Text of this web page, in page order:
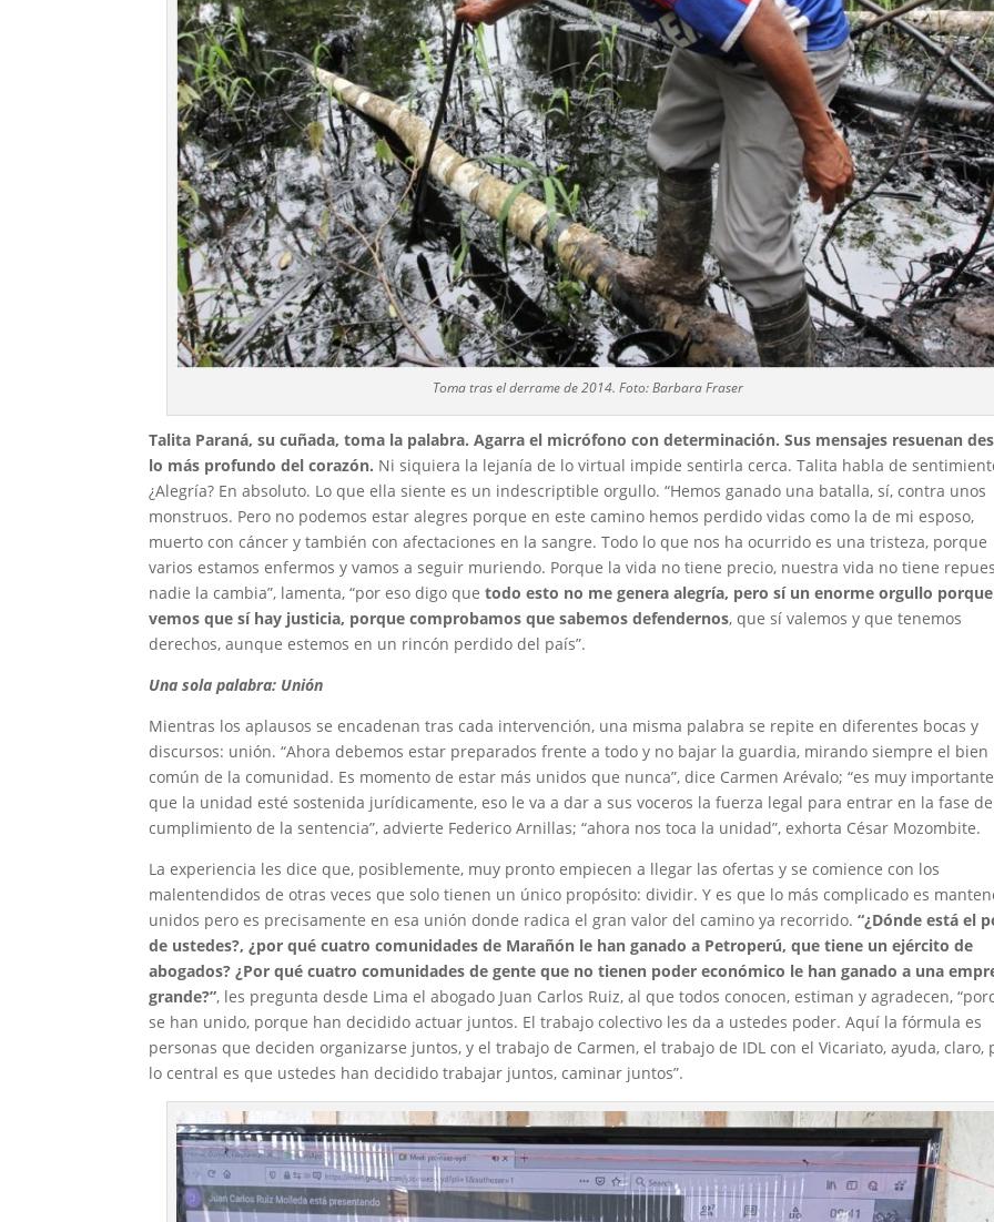
Toma tras el derrame de 2014. Foto: Barbara Fraser
Talita Paraná, su cuñada, toma la palabra. Agarra el micrófono con determinación. Sus mensajes resuenan
lo más profundo del corazón. Ni siquiera la lejanía de lo virtual impide sentirla cerca. Talita habla de
¿Alegría? En absoluto. Lo que ella siente es un indescriptible orgullo. “Hemos ganado una batalla, sí, contra unos
monstruos. Pero no podemos estar alegres porque en este camino hemos perdido vidas como la de mi esposo,
muerto con cáncer y también con afectaciones en la sangre. Todo lo que nos ha ocurrido es una tristeza, porque
varios estamos enfermos y vamos a seguir muriendo. Porque la vida no tiene precio, nuestra vida no tiene
nadie la cambia”, lamenta, “por eso digo que todo esto no me genera alegría, pero sí un enorme orgullo porque
vemos que sí hay justicia, porque comprobamos que sabemos defendernos, que sí valemos y que tenemos
derechos, aunque estemos en un rincón perdido del país”.
Una sola palabra: Unión
Mientras los aplausos se encadenan tras cada intervención, una misma palabra se repite en diferentes bocas y
discursos: unión. “Ahora debemos estar preparados frente a todo y no bajar la guardia, mirando siempre el bien
común de la comunidad. Es momento de estar más unidos que nunca”, dice Carmen Arévalo; “es muy importante
que la unidad esté sostenida jurídicamente, eso le va a dar a sus voceros la fuerza legal para entrar en la fase
cumplimiento de la sentencia”, advierte Federico Arnillas; “ahora nos toca la unidad”, exhorta César Mozombite.
La experiencia les dice que, posiblemente, muy pronto empiecen a llegar las ofertas y se comience con los
malentendidos de otras veces que solo tienen un único propósito: dividir. Y es que lo más complicado es
unidos pero es precisamente en esa unión donde radica el gran valor del camino ya recorrido. “¿Dónde está el
de ustedes?, ¿por qué cuatro comunidades de Marañón le han ganado a Petroperú, que tiene un ejército de
abogados? ¿Por qué cuatro comunidades de gente que no tienen poder económico le han ganado a una
grande?”, les pregunta desde Lima el abogado Juan Carlos Ruiz, al que todos conocen, estiman y agradecen,
se han unido, porque han decidido actuar juntos. El trabajo colectivo les da a ustedes poder. Aquí la fórmula es
personas que deciden organizarse juntos, y el trabajo de Carmen, el trabajo de IDL con el Vicariato, ayuda, claro,
lo central es que ustedes han decidido trabajar juntos, caminar juntos”.